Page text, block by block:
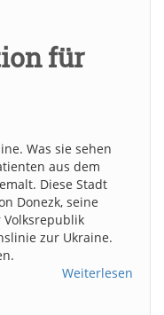
für
Was sie sehen
aus dem
Diese Stadt
Donezk, seine
zur Ukraine.
Weiterlesen